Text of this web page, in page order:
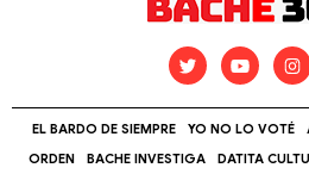
EL BARDO DE SIEMPRE YO NO LO VOTÉ
ORDEN
BACHE INVESTIGA DATITA